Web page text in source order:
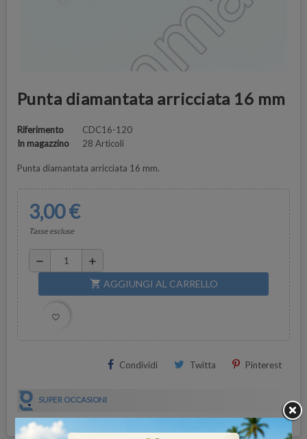
Punta diamantata arricciata 16 mm
Riferimento
CDC16-120
In magazzino
28 Articoli
Punta diamantata arricciata 16 mm.
3,00 €
Tasse escluse
remove add
shopping_cart AGGIUNGI AL CARRELLO
favorite_border
Condividi Twitta Pinterest
SUPER OCCASIONI